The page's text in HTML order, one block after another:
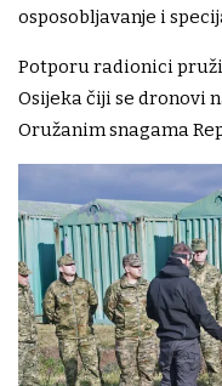
osposobljavanje i
Potporu radionici
Osijeka čiji se dronovi
Oružanim snagama